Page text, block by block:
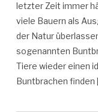
letzter Zeit immer
viele Bauern als
der Natur
sogenannten
Tiere wieder einen
Buntbrachen finden